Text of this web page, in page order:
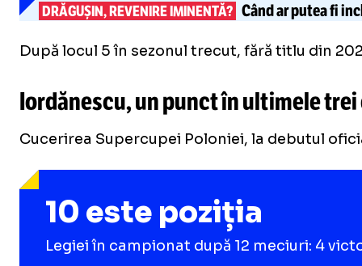
DRĂGUȘIN, REVENIRE IMINENTĂ? Când ar putea fi
După locul 5 în sezonul trecut, fără titlu din
Iordănescu, un punct în ultimele trei
Cucerirea Supercupei Poloniei, la debutul
10 este poziția
Legiei în campionat după 12 meciuri: 4